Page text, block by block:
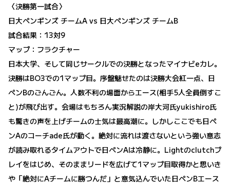
〈決勝第一試合〉
日大ペンギンズ チームA vs 日大ペンギンズ チームB
試合結果：13対9
マップ：フラクチャー
日本大学、そして同じサークルでの決勝となったマイナビeカレ。
決勝はBO3での1マップ目。序盤魅せたのは決勝大会紅一点、日
ペンBのごんごん。人数不利の場面からエース(相手5人全員倒すこ
と)が飛び出す。会場はもちろん実況解説の岸大河氏yukishiro氏
も驚きの声を上げチームの士気は最高潮に。しかしここでも日ペ
ンAのコーチade氏が動く。絶対に流れは渡さないという強い意志
が読み取れるタイムアウトで日ペンAは冷静に。Lightのclutchプ
レイをはじめ、そのままリードを広げて1マップ目取得かと思いき
や「絶対にAチームに勝つんだ」と意気込んでいた日ペンBエース